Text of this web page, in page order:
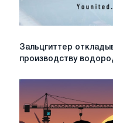
Зальцгиттер
Salcos
производству
водородной
Зальцгиттер
производству